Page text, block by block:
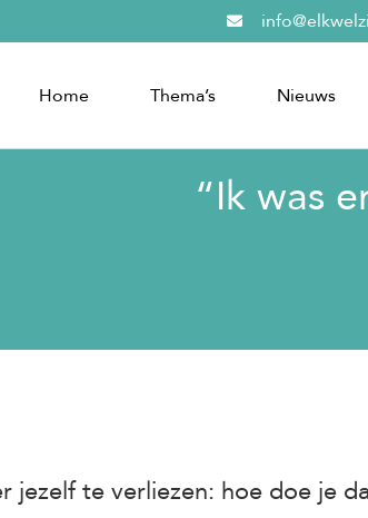
Home Thema’s Nieuws
“Ik was
jezelf te verliezen: hoe doe je